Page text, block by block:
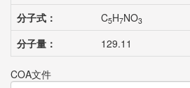
分子式：
C5H7NO3
分子量： 129.11
COA文件